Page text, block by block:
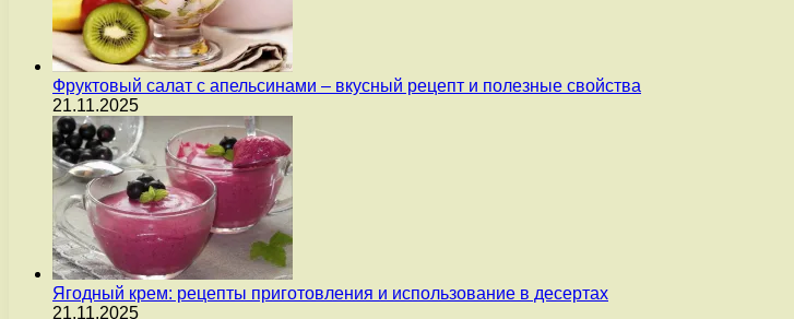
Фруктовый салат с апельсинами – вкусный рецепт и полезные свойства
21.11.2025
Ягодный крем: рецепты приготовления и использование в десертах
21.11.2025